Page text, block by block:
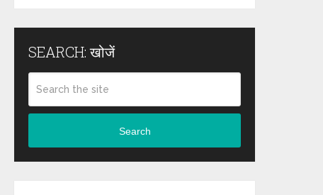
SEARCH: खोजें
Search